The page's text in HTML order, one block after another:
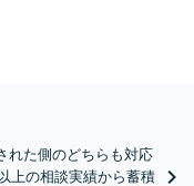
れた側のどちらも対応
上の相談実績から蓄積